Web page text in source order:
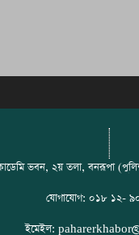
ভবন, ২য় তলা, বনরূপা
যোগাযোগ: ০১৮ ১২-
ইমেইল: